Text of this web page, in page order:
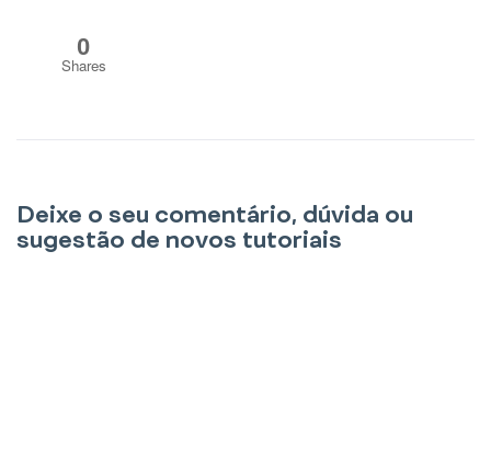
0
Shares
Deixe o seu comentário, dúvida ou
sugestão de novos tutoriais